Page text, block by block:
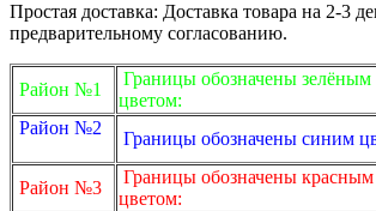
Простая доставка: Доставка товара на 2-3
предварительному согласованию.
Район №1
Границы обозначены зелёным
цветом:
Район №2
Границы обозначены синим
Район №3
Границы обозначены красным
цветом: